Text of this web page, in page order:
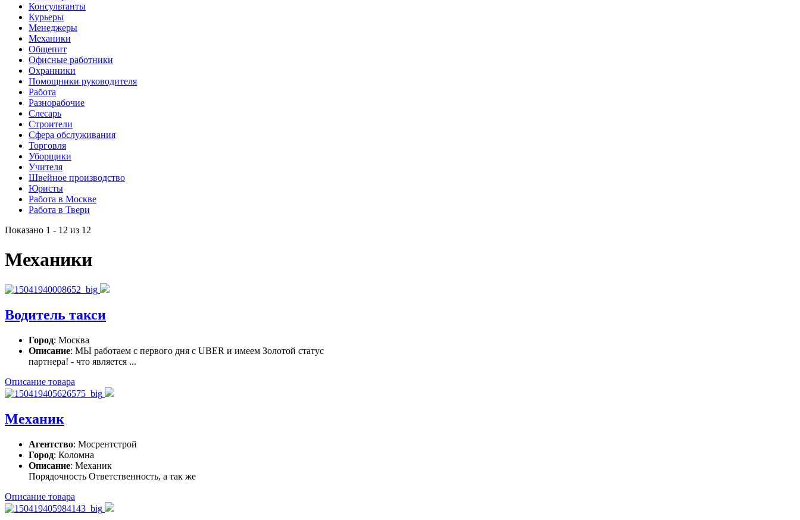
Консультанты
Курьеры
Менеджеры
Механики
Общепит
Офисные работники
Охранники
Помощники руководителя
Работа
Разнорабочие
Слесарь
Строители
Сфера обслуживания
Торговля
Уборщики
Учителя
Швейное производство
Юристы
Работа в Москве
Работа в Твери
Показано 1 - 12 из 12
Механики
Водитель такси
Город: Москва
Описание: МЫ работаем с первого дня с UBER и имеем Золотой статус
партнера! - что является ...
Описание товара
Механик
Агентство: Мосрентстрой
Город: Коломна
Описание: Механик
Порядочность Ответственность, а так же
Описание товара